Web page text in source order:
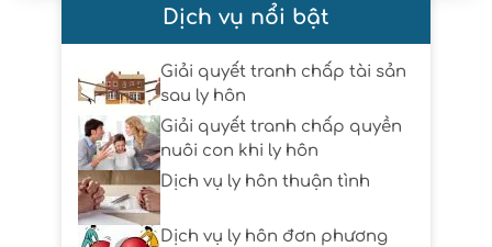
Dịch vụ nổi bật
Giải quyết tranh chấp tài sản
sau ly hôn
Giải quyết tranh chấp quyền
nuôi con khi ly hôn
Dịch vụ ly hôn thuận tình
Dịch vụ ly hôn đơn phương